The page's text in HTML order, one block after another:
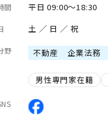
間 平日 09:00～18:30
土 ／ 日 ／ 祝
野 不動産 企業法務
男性専門家在籍